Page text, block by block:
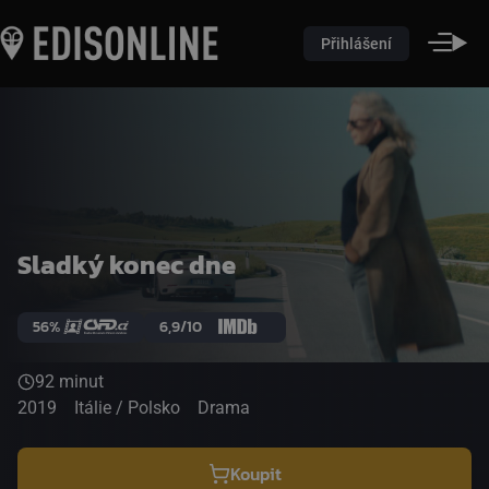
Přihlášení
Sladký konec dne
56% 6,9/10
92 minut
2019
Itálie / Polsko Drama
Koupit